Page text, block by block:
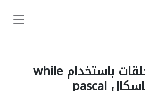
امثلة على الحلقات باستخدام while